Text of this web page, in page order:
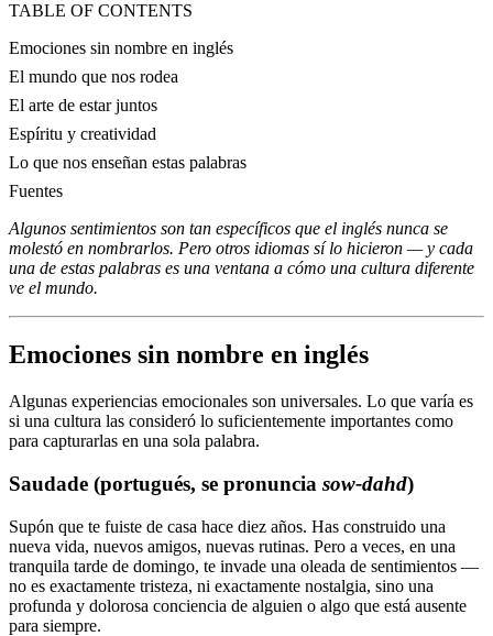
TABLE OF CONTENTS
Emociones sin nombre en inglés
El mundo que nos rodea
El arte de estar juntos
Espíritu y creatividad
Lo que nos enseñan estas palabras
Fuentes
Algunos sentimientos son tan específicos que el inglés nunca se
molestó en nombrarlos. Pero otros idiomas sí lo hicieron — y cada
una de estas palabras es una ventana a cómo una cultura diferente
ve el mundo.
Emociones sin nombre en inglés
Algunas experiencias emocionales son universales. Lo que varía es
si una cultura las consideró lo suficientemente importantes como
para capturarlas en una sola palabra.
Saudade (portugués, se pronuncia sow-dahd)
Supón que te fuiste de casa hace diez años. Has construido una
nueva vida, nuevos amigos, nuevas rutinas. Pero a veces, en una
tranquila tarde de domingo, te invade una oleada de sentimientos —
no es exactamente tristeza, ni exactamente nostalgia, sino una
profunda y dolorosa conciencia de alguien o algo que está ausente
para siempre.